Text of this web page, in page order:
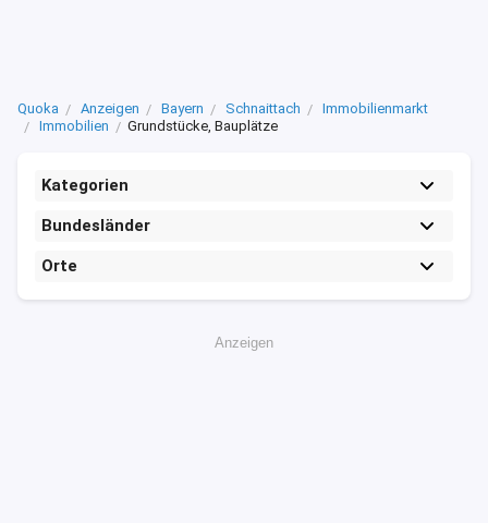
Quoka Anzeigen Bayern Schnaittach
Immobilienmarkt
Immobilien
Grundstücke, Bauplätze
Kategorien
Bundesländer
Orte
Anzeigen